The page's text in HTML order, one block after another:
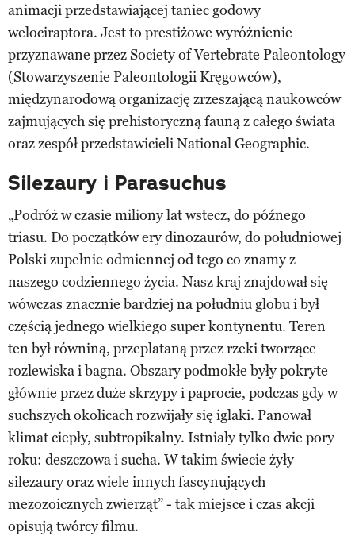
animacji przedstawiającej taniec godowy
welociraptora. Jest to prestiżowe wyróżnienie
przyznawane przez Society of Vertebrate Paleontology
(Stowarzyszenie Paleontologii Kręgowców),
międzynarodową organizację zrzeszającą naukowców
zajmujących się prehistoryczną fauną z całego świata
oraz zespół przedstawicieli National Geographic.
Silezaury i Parasuchus
„Podróż w czasie miliony lat wstecz, do późnego
triasu. Do początków ery dinozaurów, do południowej
Polski zupełnie odmiennej od tego co znamy z
naszego codziennego życia. Nasz kraj znajdował się
wówczas znacznie bardziej na południu globu i był
częścią jednego wielkiego super kontynentu. Teren
ten był równiną, przeplataną przez rzeki tworzące
rozlewiska i bagna. Obszary podmokłe były pokryte
głównie przez duże skrzypy i paprocie, podczas gdy w
suchszych okolicach rozwijały się iglaki. Panował
klimat ciepły, subtropikalny. Istniały tylko dwie pory
roku: deszczowa i sucha. W takim świecie żyły
silezaury oraz wiele innych fascynujących
mezozoicznych zwierząt” - tak miejsce i czas akcji
opisują twórcy filmu.